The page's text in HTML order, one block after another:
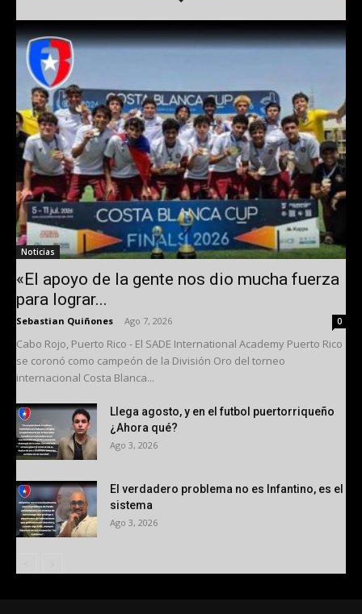
Noticias
«El apoyo de la gente nos dio mucha fuerza
para lograr...
Sebastian Quiñones Ago 7, 2026 0
Cabo Rojo, Puerto Rico - El SADE International Academy Puerto Rico
se coronó como campeón de la División Oro del torneo
internacional Costa Blanca...
Llega agosto, y en el futbol puertorriqueño
¿Ahora qué?
Ago 3, 2026
El verdadero problema no es Infantino, es el
sistema
Ago 3, 2026